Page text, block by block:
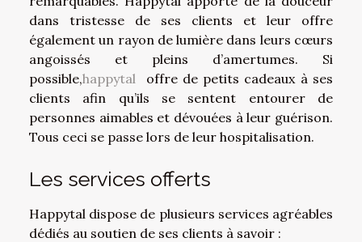
dans tristesse de ses clients et leur offre
également un rayon de lumière dans leurs cœurs
angoissés et pleins d’amertumes. Si
possible,happytal offre de petits cadeaux à ses
clients afin qu’ils se sentent entourer de
personnes aimables et dévouées à leur guérison.
Tous ceci se passe lors de leur hospitalisation.
Les services offerts
Happytal dispose de plusieurs services agréables
dédiés au soutien de ses clients à savoir :